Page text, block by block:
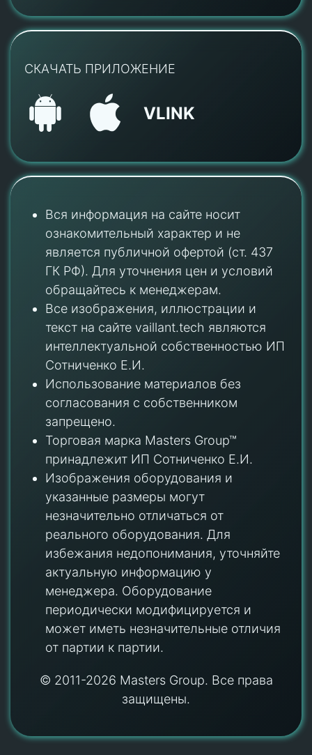
СКАЧАТЬ ПРИЛОЖЕНИЕ
VLINK
Вся информация на сайте носит
ознакомительный характер и не
является публичной офертой (ст. 437
ГК РФ). Для уточнения цен и условий
обращайтесь к менеджерам.
Все изображения, иллюстрации и
текст на сайте vaillant.tech являются
интеллектуальной собственностью ИП
Сотниченко Е.И.
Использование материалов без
согласования с собственником
запрещено.
Торговая марка Masters Group™
принадлежит ИП Сотниченко Е.И.
Изображения оборудования и
указанные размеры могут
незначительно отличаться от
реального оборудования. Для
избежания недопонимания, уточняйте
актуальную информацию у
менеджера. Оборудование
периодически модифицируется и
может иметь незначительные отличия
от партии к партии.
© 2011-2026 Masters Group. Все права
защищены.